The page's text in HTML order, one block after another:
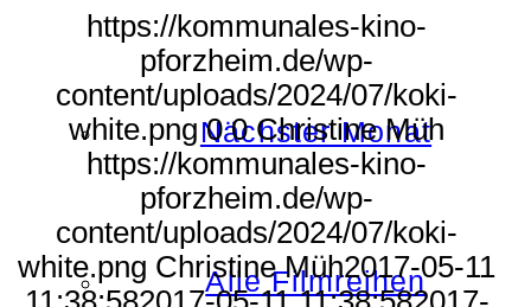
Nächster Monat
Alle Filmreihen
https://kommunales-kino-
pforzheim.de/wp-
content/uploads/2024/07/koki-
white.png 0 0 Christine Müh
https://kommunales-kino-
pforzheim.de/wp-
content/uploads/2024/07/koki-
white.png Christine Müh2017-05-11